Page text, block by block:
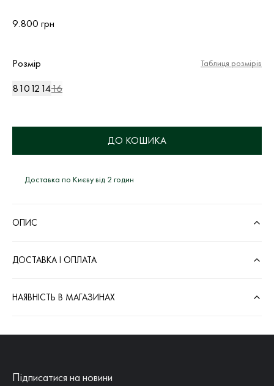
9.800 грн
Розмір Таблиця розмірів
81012 1416
ДО КОШИКА
Доставка по Києву від 2 годин
ОПИС
ДОСТАВКА І ОПЛАТА
НАЯВНІСТЬ В МАГАЗИНАХ
Підписатися на новини